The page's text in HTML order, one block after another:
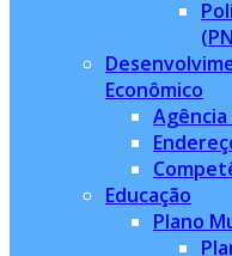
Econômico
Educação
Plano